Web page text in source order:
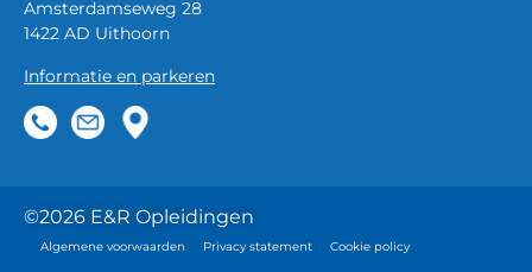
Amsterdamseweg 28
1422 AD Uithoorn
Informatie en parkeren
©2026 E&R Opleidingen
Algemene voorwaarden Privacy statement Cookie policy